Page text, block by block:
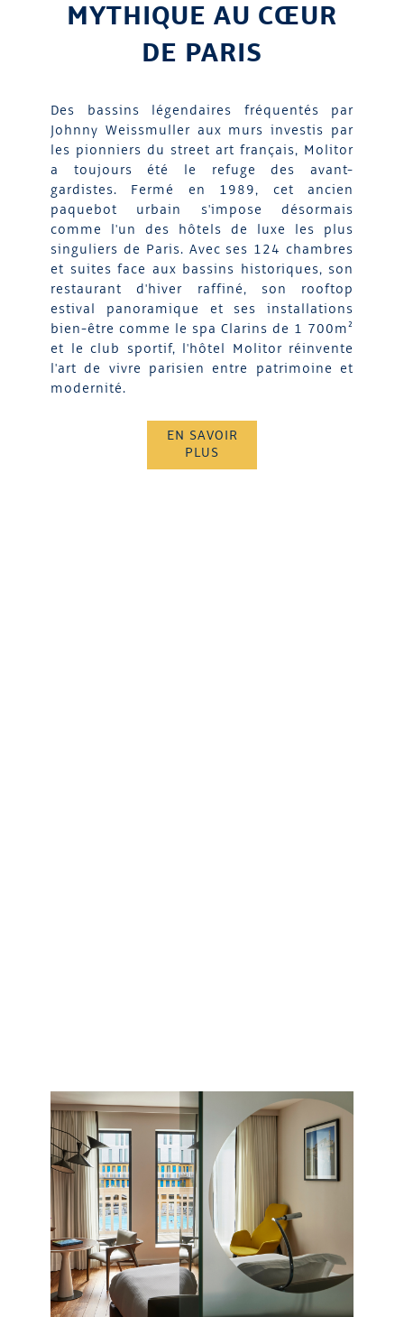
MYTHIQUE AU CŒUR
DE PARIS
Des bassins légendaires fréquentés par
Johnny Weissmuller aux murs investis par
les pionniers du street art français, Molitor
a toujours été le refuge des avant-
gardistes. Fermé en 1989, cet ancien
paquebot urbain s'impose désormais
comme l'un des hôtels de luxe les plus
singuliers de Paris. Avec ses 124 chambres
et suites face aux bassins historiques, son
restaurant d'hiver raffiné, son rooftop
estival panoramique et ses installations
bien-être comme le spa Clarins de 1 700m²
et le club sportif, l'hôtel Molitor réinvente
l'art de vivre parisien entre patrimoine et
modernité.
EN SAVOIR
PLUS